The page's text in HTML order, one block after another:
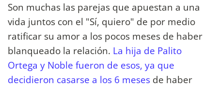
Son muchas las parejas que apuestan a una
vida juntos con el "Sí, quiero" de por medio
ratificar su amor a los pocos meses de haber
blanqueado la relación. La hija de Palito
Ortega y Noble fueron de esos, ya que
decidieron casarse a los 6 meses de haber